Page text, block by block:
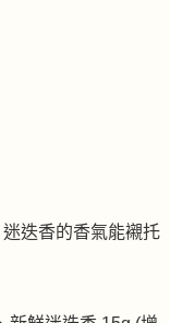
迭香的香氣能襯托